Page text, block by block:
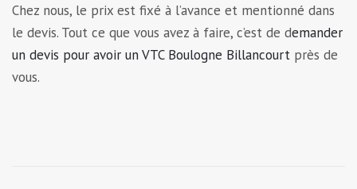
Chez nous, le prix est fixé à l’avance et mentionné dans
le devis. Tout ce que vous avez à faire, c’est de demander
un devis pour avoir un VTC Boulogne Billancourt près de
vous.